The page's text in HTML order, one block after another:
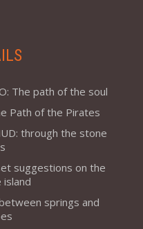
The path of the soul
Path of the Pirates
through the stone
suggestions on the
springs and